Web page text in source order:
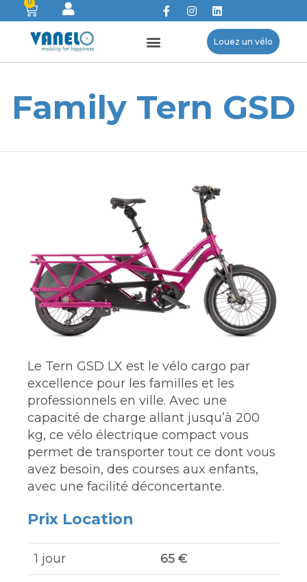
0
Louez un vélo
Family Tern GSD
Le Tern GSD LX est le vélo cargo par
excellence pour les familles et les
professionnels en ville. Avec une
capacité de charge allant jusqu’à 200
kg, ce vélo électrique compact vous
permet de transporter tout ce dont vous
avez besoin, des courses aux enfants,
avec une facilité déconcertante.
Prix Location
1 jour 65 €